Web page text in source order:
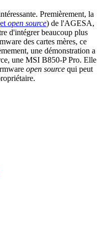
Premièrement, la
et open source) de l'AGESA,
d'intégrer beaucoup plus
des cartes mères, ce
une démonstration a
une MSI B850-P Pro. Elle
open source qui peut